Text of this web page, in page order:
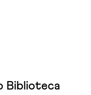
Biblioteca